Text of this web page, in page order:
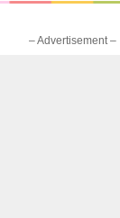
– Advertisement –